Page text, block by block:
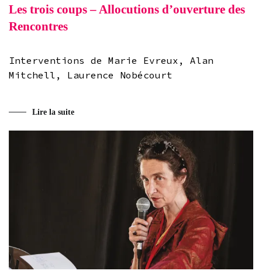
Les trois coups – Allocutions d’ouverture des
Rencontres
Interventions de Marie Evreux, Alan
Mitchell, Laurence Nobécourt
Lire la suite